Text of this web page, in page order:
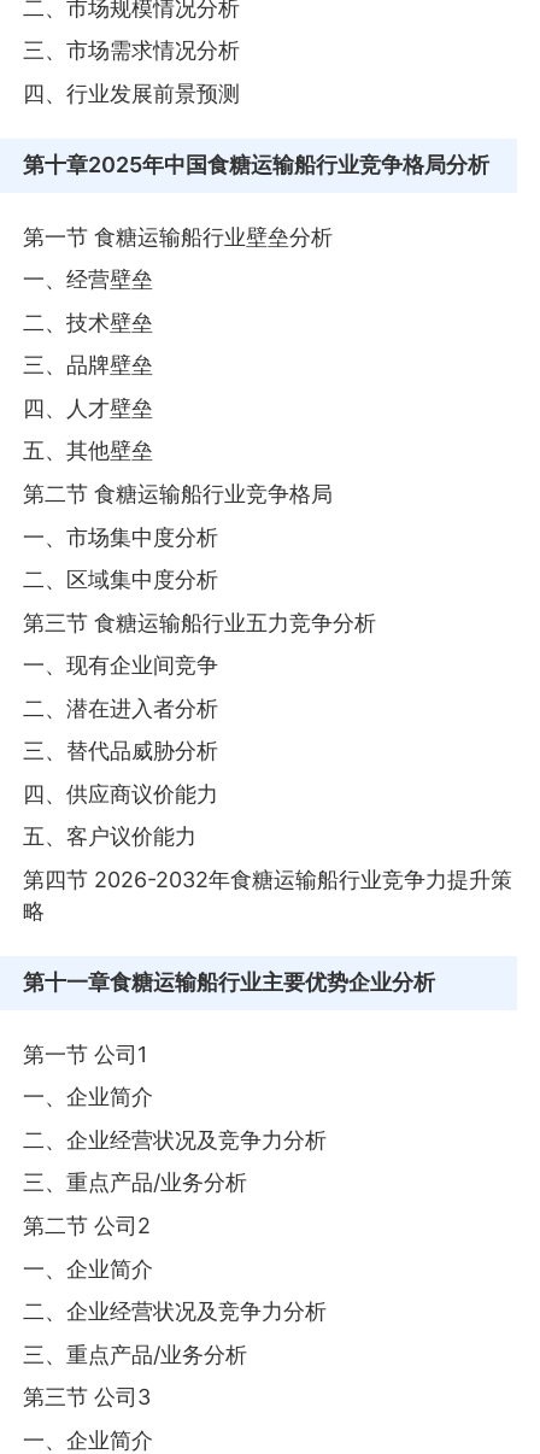
二、市场规模情况分析
三、市场需求情况分析
四、行业发展前景预测
第十章2025年中国食糖运输船行业竞争格局分析
第一节 食糖运输船行业壁垒分析
一、经营壁垒
二、技术壁垒
三、品牌壁垒
四、人才壁垒
五、其他壁垒
第二节 食糖运输船行业竞争格局
一、市场集中度分析
二、区域集中度分析
第三节 食糖运输船行业五力竞争分析
一、现有企业间竞争
二、潜在进入者分析
三、替代品威胁分析
四、供应商议价能力
五、客户议价能力
第四节 2026-2032年食糖运输船行业竞争力提升策
略
第十一章食糖运输船行业主要优势企业分析
第一节 公司1
一、企业简介
二、企业经营状况及竞争力分析
三、重点产品/业务分析
第二节 公司2
一、企业简介
二、企业经营状况及竞争力分析
三、重点产品/业务分析
第三节 公司3
一、企业简介